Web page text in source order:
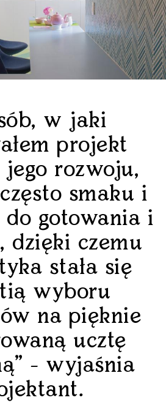
w jaki
projekt
jego rozwoju,
smaku i
do gotowania i
dzięki czemu
stała się
wyboru
na pięknie
ucztę
- wyjaśnia